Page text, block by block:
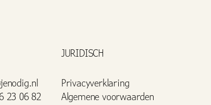
JURIDISCH
23 06 82
Privacyverklaring
Algemene voorwaarden